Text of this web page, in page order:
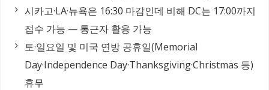
시카고·LA·뉴욕은 16:30 마감인데 비해 DC는 17:00까지
접수 가능 — 통근자 활용 가능
토·일요일 및 미국 연방 공휴일(Memorial
Day·Independence Day·Thanksgiving·Christmas 등)
휴무